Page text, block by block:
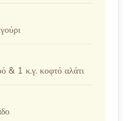
& 1 κ.γ. κοφτό αλάτι